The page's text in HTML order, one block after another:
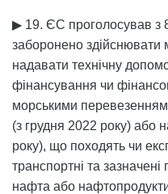
▶ 19. ЄС проголосував з
заборонено здійснювати
надавати технічну
фінансування чи
морськими
(з грудня 2022 року) або
року), що походять чи
транспортні та
нафта або